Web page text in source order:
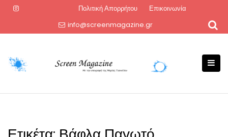
Πολιτική Απορρήτου
Επικοινωνία
info@screenmagazine.gr